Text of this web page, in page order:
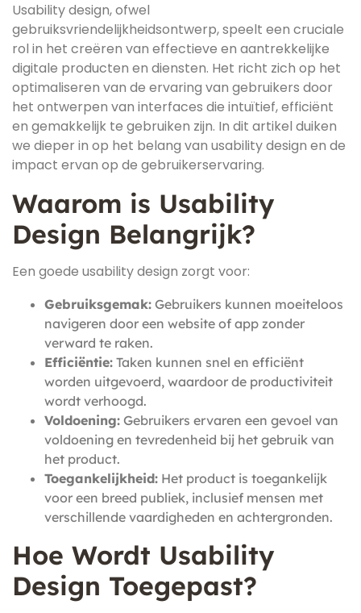
Usability design, ofwel
gebruiksvriendelijkheidsontwerp, speelt een cruciale
rol in het creëren van effectieve en aantrekkelijke
digitale producten en diensten. Het richt zich op het
optimaliseren van de ervaring van gebruikers door
het ontwerpen van interfaces die intuïtief, efficiënt
en gemakkelijk te gebruiken zijn. In dit artikel duiken
we dieper in op het belang van usability design en de
impact ervan op de gebruikerservaring.
Waarom is Usability
Design Belangrijk?
Een goede usability design zorgt voor:
Gebruiksgemak: Gebruikers kunnen moeiteloos
navigeren door een website of app zonder
verward te raken.
Efficiëntie: Taken kunnen snel en efficiënt
worden uitgevoerd, waardoor de productiviteit
wordt verhoogd.
Voldoening: Gebruikers ervaren een gevoel van
voldoening en tevredenheid bij het gebruik van
het product.
Toegankelijkheid: Het product is toegankelijk
voor een breed publiek, inclusief mensen met
verschillende vaardigheden en achtergronden.
Hoe Wordt Usability
Design Toegepast?